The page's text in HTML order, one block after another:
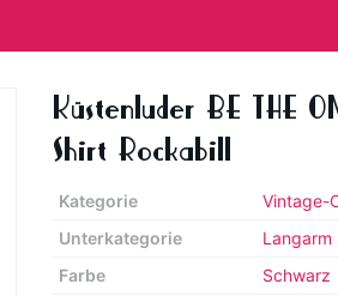
Küstenluder BE THE
Shirt Rockabill
Kategorie
Vintage-
Unterkategorie
Langarm
Farbe
Schwarz